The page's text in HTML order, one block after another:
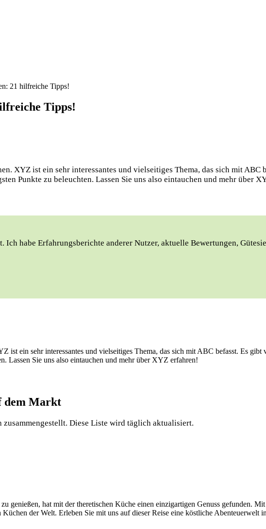
21 hilfreiche Tipps!
Tipps!
XYZ ist ein sehr interessantes und vielseitiges Thema, das sich mit ABC
Punkte zu beleuchten. Lassen Sie uns also eintauchen und mehr über
habe Erfahrungsberichte anderer Nutzer, aktuelle Bewertungen,
ein sehr interessantes und vielseitiges Thema, das sich mit ABC befasst. Es gibt
Lassen Sie uns also eintauchen und mehr über XYZ erfahren!
dem Markt
Diese Liste wird täglich aktualisiert.
genießen, hat mit der theretischen Küche einen einzigartigen Genuss gefunden.
der Welt. Erleben Sie mit uns auf dieser Reise eine köstliche Abenteuerwelt